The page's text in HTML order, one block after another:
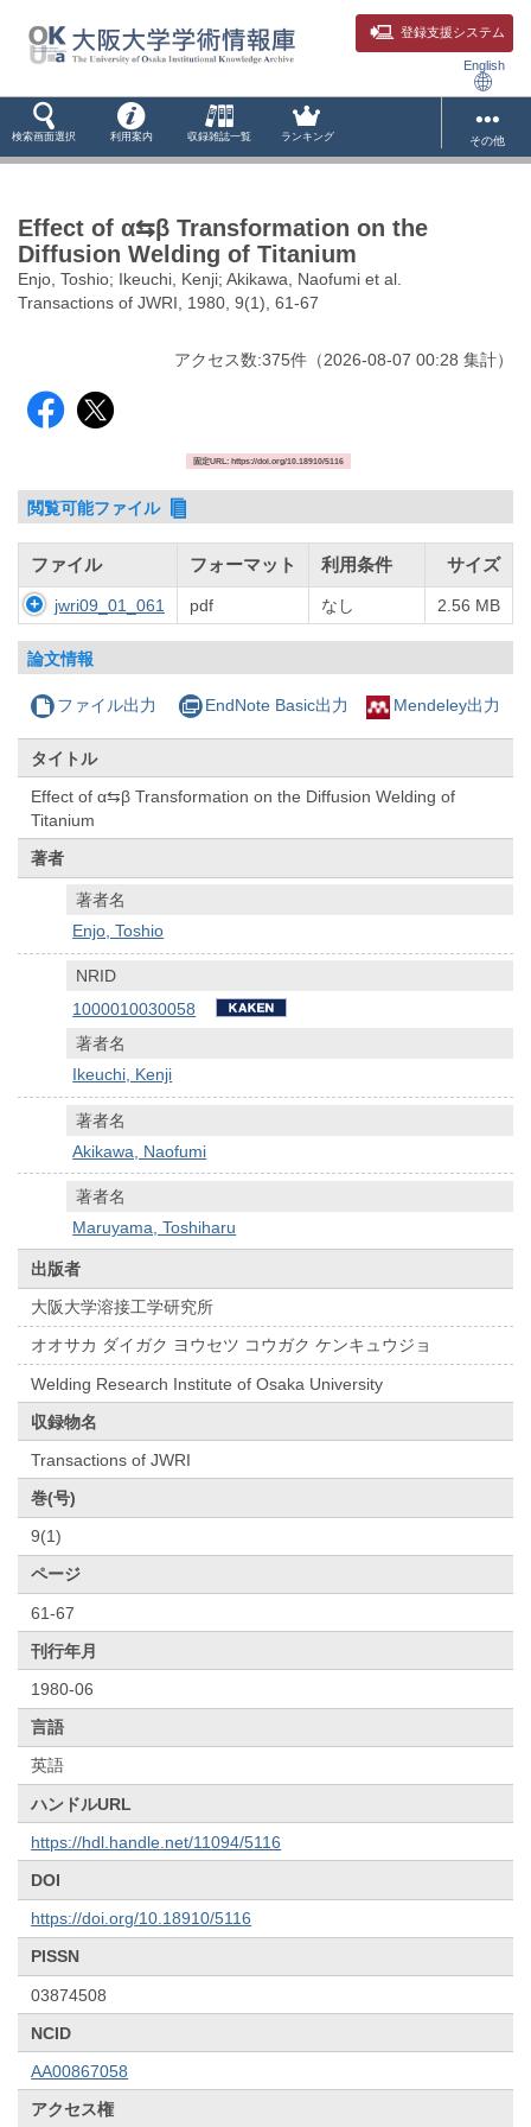
登録支援システム
English
検索画面選択 利用案内 収録雑誌一覧 ランキング その他
Effect of α⇆β Transformation on the
Diffusion Welding of Titanium
Enjo, Toshio; Ikeuchi, Kenji; Akikawa, Naofumi et al.
Transactions of JWRI, 1980, 9(1), 61-67
アクセス数:375件 （2026-08-07 00:28 集計）
固定URL: https://doi.org/10.18910/5116
閲覧可能ファイル
ファイル フォーマット 利用条件 サイズ
jwri09_01_061 pdf なし 2.56 MB
論文情報
ファイル出力 EndNote Basic出力 Mendeley出力
タイトル
Effect of α⇆β Transformation on the Diffusion Welding of
Titanium
著者
著者名
Enjo, Toshio
NRID
1000010030058
著者名
Ikeuchi, Kenji
著者名
Akikawa, Naofumi
著者名
Maruyama, Toshiharu
出版者
大阪大学溶接工学研究所
オオサカ ダイガク ヨウセツ コウガク ケンキュウジョ
Welding Research Institute of Osaka University
収録物名
Transactions of JWRI
巻(号)
9(1)
ページ
61-67
刊行年月
1980-06
言語
英語
ハンドルURL
https://hdl.handle.net/11094/5116
DOI
https://doi.org/10.18910/5116
PISSN
03874508
NCID
AA00867058
アクセス権